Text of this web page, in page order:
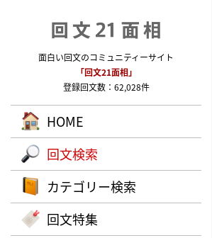
面白い回文のコミュニティーサイト
「回文21面相」
登録回文数：62,028件
HOME
回文検索
カテゴリー検索
回文特集